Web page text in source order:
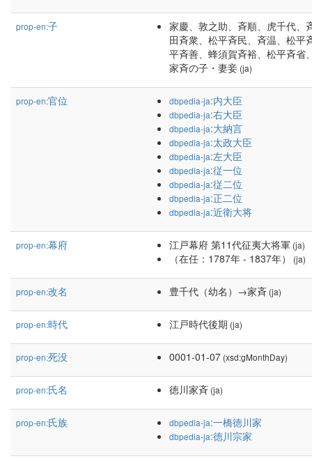
prop-en:子
家慶、敦之助、斉順、虎千代、
田斉衆、松平斉民、斉温、松平
平斉善、蜂須賀斉裕、松平斉省
家斉の子・妻妾 (ja)
prop-en:官位 dbpedia-ja:内大臣
dbpedia-ja:右大臣
dbpedia-ja:大納言
dbpedia-ja:太政大臣
dbpedia-ja:左大臣
dbpedia-ja:従一位
dbpedia-ja:従二位
dbpedia-ja:正二位
dbpedia-ja:近衛大将
prop-en:幕府 江戸幕府 第11代征夷大将軍 (ja)
（在任：1787年 - 1837年） (ja)
prop-en:改名 豊千代（幼名）→家斉 (ja)
prop-en:時代 江戸時代後期 (ja)
prop-en:死没 0001-01-07 (xsd:gMonthDay)
prop-en:氏名 徳川家斉 (ja)
prop-en:氏族 dbpedia-ja:一橋徳川家
dbpedia-ja:徳川宗家